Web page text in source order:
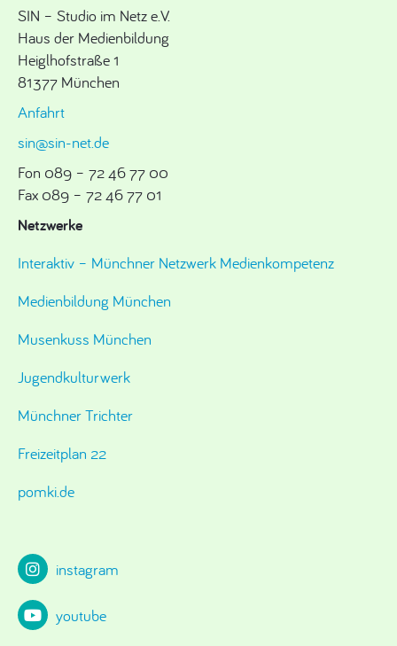
SIN – Studio im Netz e.V.
Haus der Medienbildung
Heiglhofstraße 1
81377 München
Anfahrt
sin@sin-net.de
Fon 089 – 72 46 77 00
Fax 089 – 72 46 77 01
Netzwerke
Interaktiv – Münchner Netzwerk Medienkompetenz
Medienbildung München
Musenkuss München
Jugendkulturwerk
Münchner Trichter
Freizeitplan 22
pomki.de
instagram
youtube